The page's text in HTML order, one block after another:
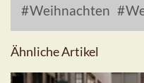
Weihnachten
Ähnliche Artikel